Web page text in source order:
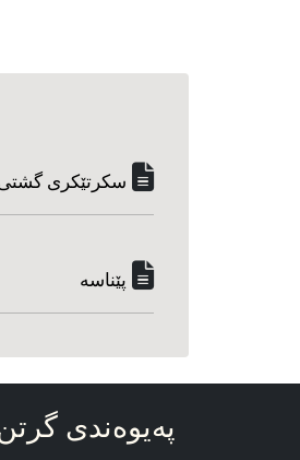
سکرتێکری
پێناسه‌
په‌یوه‌ندی